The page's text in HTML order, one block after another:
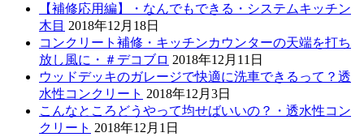
【補修応用編】・なんでもできる・システムキッチン
木目 2018年12月18日
コンクリート補修・キッチンカウンターの天端を打ち
放し風に・＃デコブロ 2018年12月11日
ウッドデッキのガレージで快適に洗車できるって？透
水性コンクリート 2018年12月3日
こんなところどうやって均せばいいの？・透水性コン
クリート 2018年12月1日